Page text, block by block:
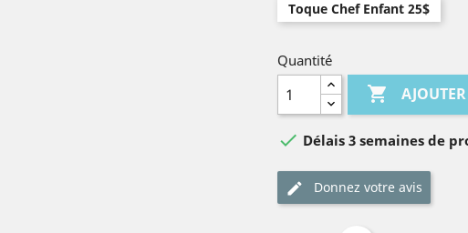
Toque Chef Enfant 25$
Quantité

 Délais 3 semaines de
Donnez votre avis